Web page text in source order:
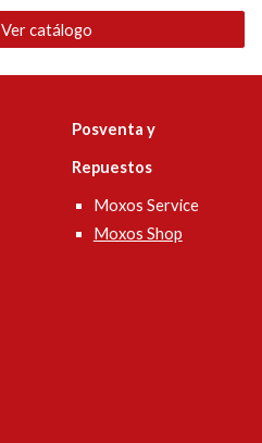
Ver catálogo
Posventa y
Repuestos
Moxos Service
Moxos Shop